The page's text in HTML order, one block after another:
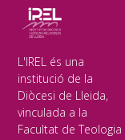
L'IREL és una
institució de la
Diòcesi de Lleida,
vinculada a la
Facultat de Teologia